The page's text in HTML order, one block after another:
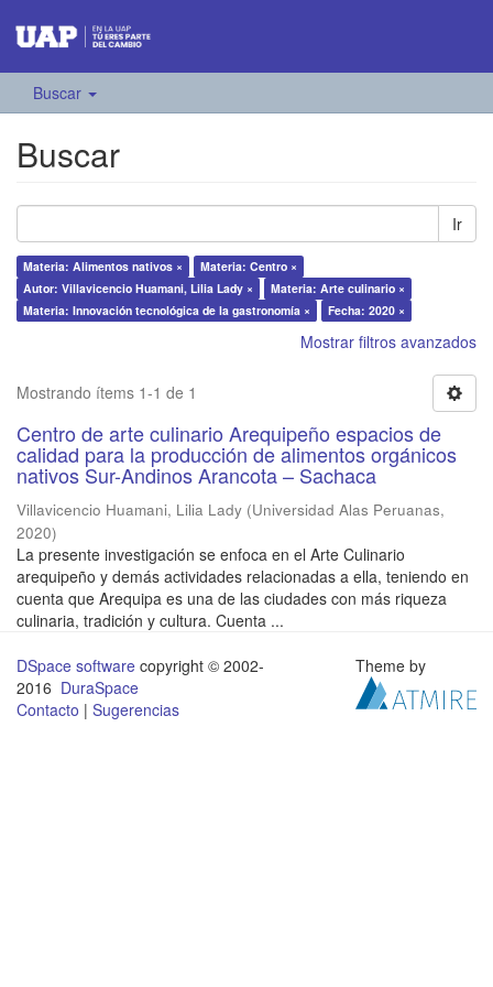
Buscar
Buscar
Ir
Materia: Alimentos nativos ×
Materia: Centro ×
Autor: Villavicencio Huamani, Lilia Lady ×
Materia: Arte culinario ×
Materia: Innovación tecnológica de la gastronomía ×
Fecha: 2020 ×
Mostrar filtros avanzados
Mostrando ítems 1-1 de 1
Centro de arte culinario Arequipeño espacios de
calidad para la producción de alimentos orgánicos
nativos Sur-Andinos Arancota – Sachaca
Villavicencio Huamani, Lilia Lady (Universidad Alas Peruanas,
2020)
La presente investigación se enfoca en el Arte Culinario
arequipeño y demás actividades relacionadas a ella, teniendo en
cuenta que Arequipa es una de las ciudades con más riqueza
culinaria, tradición y cultura. Cuenta ...
DSpace software copyright © 2002-
2016 DuraSpace
Contacto | Sugerencias
Theme by